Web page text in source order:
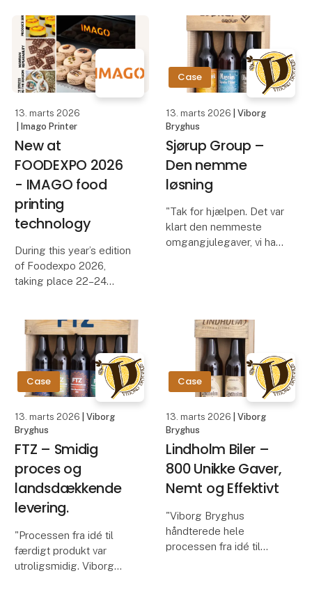
1 med stikkelsbær
1 med hyldeblomst
nyd et glas på terrassen
en varm sommerdag
uden at blive tung i
hovedet
eller til
om få år vil producere
20-30 tons grønne
vaniljestænger. De bliver
til op mo
13. marts 2026
| Imago Printer
New at
FOODEXPO 2026
- IMAGO food
printing
technology
During this year’s edition
of Foodexpo 2026,
taking place 22–24
Denmark, visitors will
have the opportunity to
explore food printing
technology presented
by IM
Case
13. marts 2026
| Viborg
Bryghus
Sjørup Group –
Den nemme
løsning
"Tak for hjælpen. Det var
klart den nemmeste
omgangjulegaver, vi har
konkurrencedygtig."
Jonna Broberg, Sjørup
Case
13. marts 2026
| Viborg
Bryghus
FTZ – Smidig
proces og
landsdækkende
levering.
"Processen fra idé til
færdigt produkt var
utroligsmidig. Viborg
Case
13. marts 2026
| Viborg
Bryghus
Lindholm Biler –
800 Unikke Gaver,
Nemt og Effektivt
"Viborg Bryghus
håndterede hele
processen fra idé til